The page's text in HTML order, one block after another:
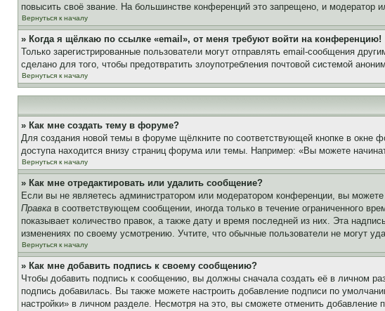
повысить своё звание. На большинстве конференций это запрещено, и модератор
Вернуться к началу
» Когда я щёлкаю по ссылке «email», от меня требуют войти на конференцию!
Только зарегистрированные пользователи могут отправлять email-сообщения
сделано для того, чтобы предотвратить злоупотребления почтовой системой
Вернуться к началу
» Как мне создать тему в форуме?
Для создания новой темы в форуме щёлкните по соответствующей кнопке в окне
доступа находится внизу страниц форума или темы. Например: «Вы можете
Вернуться к началу
» Как мне отредактировать или удалить сообщение?
Если вы не являетесь администратором или модератором конференции, вы
Правка в соответствующем сообщении, иногда только в течение ограниченного
показывает количество правок, а также дату и время последней из них. Эта
изменениях по своему усмотрению. Учтите, что обычные пользователи не могут
Вернуться к началу
» Как мне добавить подпись к своему сообщению?
Чтобы добавить подпись к сообщению, вы должны сначала создать её в личном
подпись добавилась. Вы также можете настроить добавление подписи по
настройки» в личном разделе. Несмотря на это, вы сможете отменить